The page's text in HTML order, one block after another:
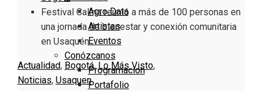
Agro Data
Artistas
Eventos
Conózcanos
Programacion
Portafolio
Festival Calma reunió a más de 100 personas en
una jornada de bienestar y conexión comunitaria
en Usaquén
Actualidad, Bogotá, Lo Más Visto,
Noticias, Usaquen